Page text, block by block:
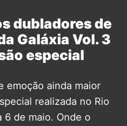
dubladores de
Galáxia Vol. 3
especial
emoção ainda maior
realizada no Rio
6 de maio. Onde o